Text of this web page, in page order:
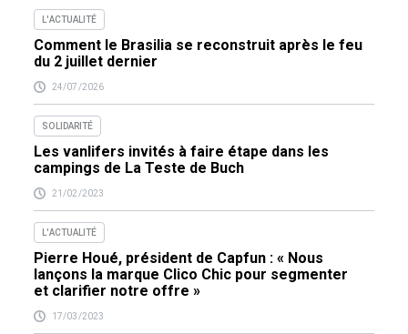
L'ACTUALITÉ
Comment le Brasilia se reconstruit après le feu
du 2 juillet dernier
24/07/2026
SOLIDARITÉ
Les vanlifers invités à faire étape dans les
campings de La Teste de Buch
21/02/2023
L'ACTUALITÉ
Pierre Houé, président de Capfun : « Nous
lançons la marque Clico Chic pour segmenter
et clarifier notre offre »
17/03/2023